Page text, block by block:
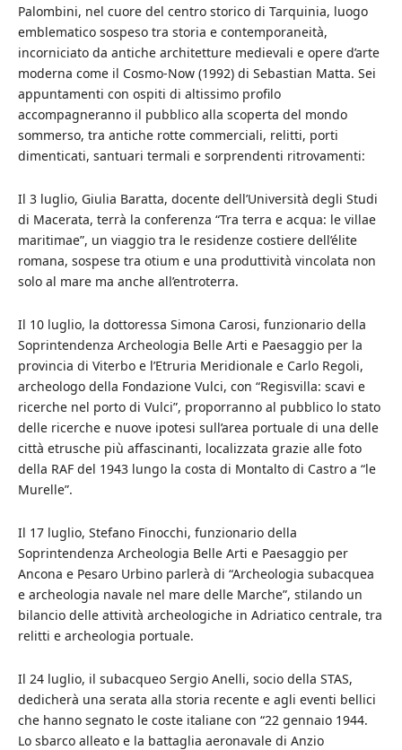
Palombini, nel cuore del centro storico di Tarquinia, luogo
emblematico sospeso tra storia e contemporaneità,
incorniciato da antiche architetture medievali e opere d’arte
moderna come il Cosmo-Now (1992) di Sebastian Matta. Sei
appuntamenti con ospiti di altissimo profilo
accompagneranno il pubblico alla scoperta del mondo
sommerso, tra antiche rotte commerciali, relitti, porti
dimenticati, santuari termali e sorprendenti ritrovamenti:
Il 3 luglio, Giulia Baratta, docente dell’Università degli Studi
di Macerata, terrà la conferenza “Tra terra e acqua: le villae
maritimae”, un viaggio tra le residenze costiere dell’élite
romana, sospese tra otium e una produttività vincolata non
solo al mare ma anche all’entroterra.
Il 10 luglio, la dottoressa Simona Carosi, funzionario della
Soprintendenza Archeologia Belle Arti e Paesaggio per la
provincia di Viterbo e l’Etruria Meridionale e Carlo Regoli,
archeologo della Fondazione Vulci, con “Regisvilla: scavi e
ricerche nel porto di Vulci”, proporranno al pubblico lo stato
delle ricerche e nuove ipotesi sull’area portuale di una delle
città etrusche più affascinanti, localizzata grazie alle foto
della RAF del 1943 lungo la costa di Montalto di Castro a “le
Murelle”.
Il 17 luglio, Stefano Finocchi, funzionario della
Soprintendenza Archeologia Belle Arti e Paesaggio per
Ancona e Pesaro Urbino parlerà di “Archeologia subacquea
e archeologia navale nel mare delle Marche”, stilando un
bilancio delle attività archeologiche in Adriatico centrale, tra
relitti e archeologia portuale.
Il 24 luglio, il subacqueo Sergio Anelli, socio della STAS,
dedicherà una serata alla storia recente e agli eventi bellici
che hanno segnato le coste italiane con “22 gennaio 1944.
Lo sbarco alleato e la battaglia aeronavale di Anzio